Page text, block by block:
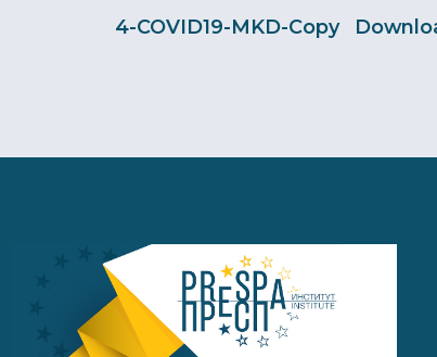
4-COVID19-MKD-Copy